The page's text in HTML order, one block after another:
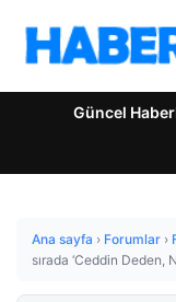
Güncel
Ana sayfa › Forumlar ›
sırada ‘Ceddin Deden,